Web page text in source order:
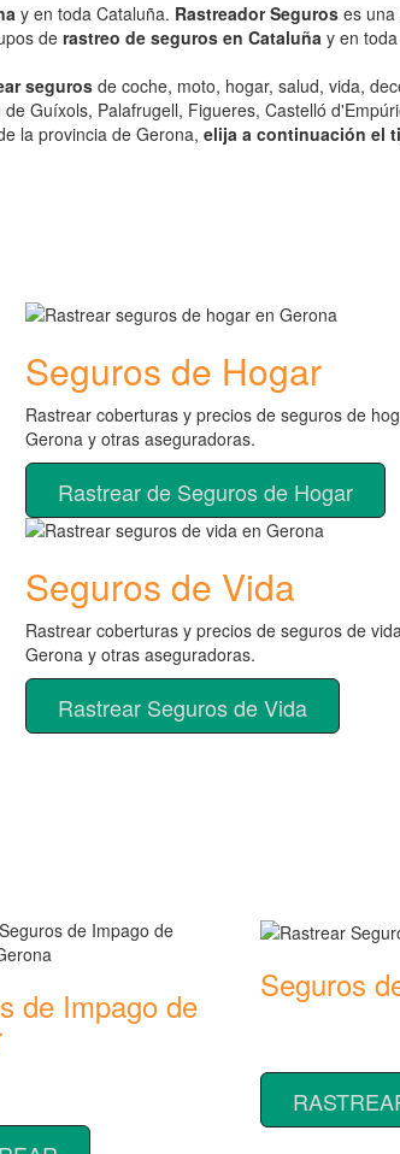
y en toda Cataluña. Rastreador Seguros es
de rastreo de seguros en Cataluña y en toda
seguros de coche, moto, hogar, salud, vida,
Guíxols, Palafrugell, Figueres, Castelló
la provincia de Gerona, elija a continuación el
Seguros de Hogar
Rastrear coberturas y precios de seguros de
Gerona y otras aseguradoras.
Rastrear de Seguros de Hogar
Seguros de Vida
Rastrear coberturas y precios de seguros de
Gerona y otras aseguradoras.
Rastrear Seguros de Vida
de Impago de
Seguros